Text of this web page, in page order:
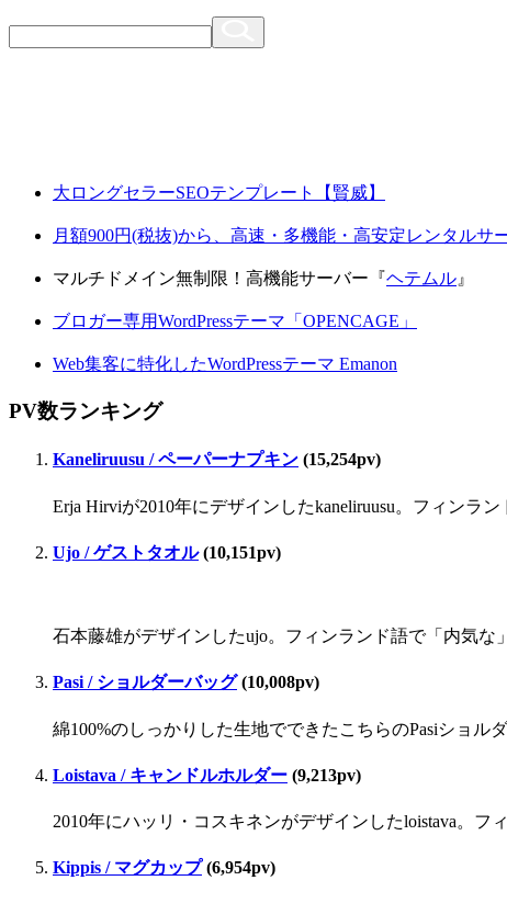
大ロングセラーSEOテンプレート【賢威】
月額900円(税抜)から、高速・多機能・高安定レンタルサ
マルチドメイン無制限！高機能サーバー『ヘテムル 』
ブロガー専用WordPressテーマ「OPENCAGE」
Web集客に特化したWordPressテーマ Emanon
PV数ランキング
Kaneliruusu / ペーパーナプキン (15,254pv)
Erja Hirviが2010年にデザインしたkaneliruusu。フィンラ
Ujo / ゲストタオル(10,151pv)
石本藤雄がデザインしたujo。フィンランド語で「内気な
Pasi / ショルダーバッグ(10,008pv)
綿100%のしっかりした生地でできたこちらのPasiショ
Loistava / キャンドルホルダー (9,213pv)
2010年にハッリ・コスキネンがデザインしたloistava。
Kippis / マグカップ(6,954pv)